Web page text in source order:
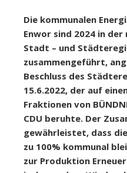
Die kommunalen
Enwor sind 2024 in der
Stadt – und
zusammengeführt,
Beschluss des
15.6.2022, der auf
Fraktionen von
CDU beruhte. Der
gewährleistet, dass
zu 100% kommunal
zur Produktion